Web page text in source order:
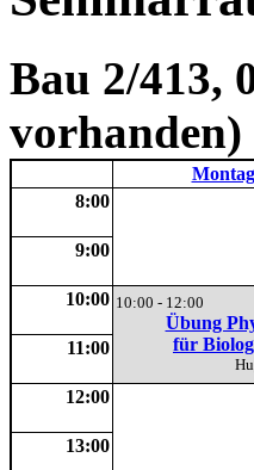
Bau 2/413,
vorhanden)
Montag
8:00
9:00
10:00 10:00 - 12:00
Übung
für
11:00
12:00
13:00